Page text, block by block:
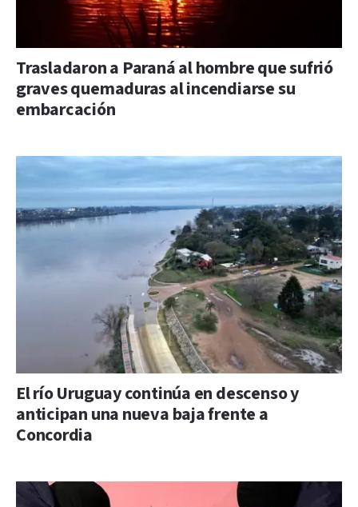
Trasladaron a Paraná al hombre que sufrió
graves quemaduras al incendiarse su
embarcación
El río Uruguay continúa en descenso y
anticipan una nueva baja frente a
Concordia